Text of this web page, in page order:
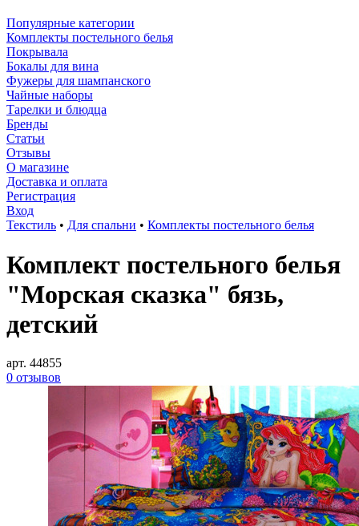
Популярные категории
Комплекты постельного белья
Покрывала
Бокалы для вина
Фужеры для шампанского
Чайные наборы
Тарелки и блюдца
Бренды
Статьи
Отзывы
О магазине
Доставка и оплата
Регистрация
Вход
Текстиль • Для спальни • Комплекты постельного белья
Комплект постельного белья
"Морская сказка" бязь,
детский
арт. 44855
0 отзывов